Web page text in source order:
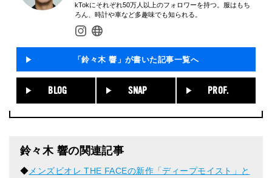
kTokにそれぞれ50万人以上のフォロワーを持つ。服はもち
ろん、時計や車など多趣味でも知られる。
「鈴々木 響」が書いた記事一覧へ
BLOG SNAP PROF.
鈴々木 響の関連記事
◆ メンズビオレ THE FACEの新作「ディープモイスト」と